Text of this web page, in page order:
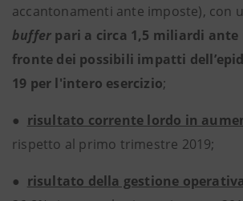
accantonamenti ante imposte), con
buffer pari a circa 1,5 miliardi ante
fronte dei possibili impatti
19 per l'intero esercizio;
● risultato corrente lordo in
rispetto al primo trimestre 2019;
● risultato della gestione